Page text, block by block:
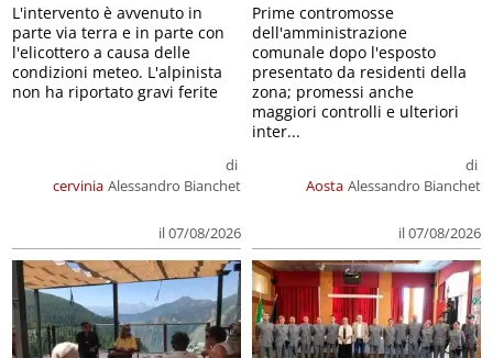
cervinia
di
Alessandro Bianchet
il 07/08/2026
L'intervento è avvenuto in
parte via terra e in parte con
l'elicottero a causa delle
condizioni meteo. L'alpinista
non ha riportato gravi ferite
Aosta
di
Alessandro Bianchet
il 07/08/2026
Prime contromosse
dell'amministrazione
comunale dopo l'esposto
presentato da residenti della
zona; promessi anche
maggiori controlli e ulteriori
inter...